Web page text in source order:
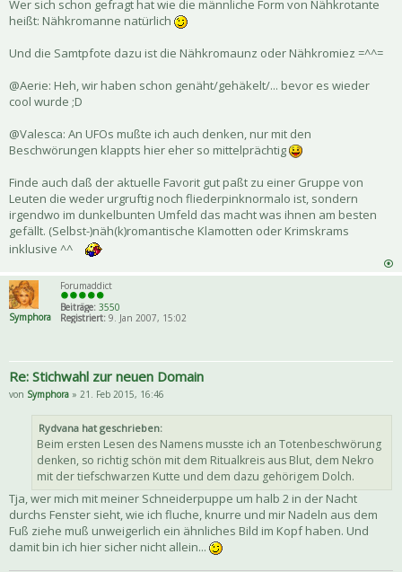
Wer sich schon gefragt hat wie die männliche Form von Nähkrotante
heißt: Nähkromanne natürlich
Und die Samtpfote dazu ist die Nähkromaunz oder Nähkromiez =^^=
@Aerie: Heh, wir haben schon genäht/gehäkelt/... bevor es wieder
cool wurde ;D
@Valesca: An UFOs mußte ich auch denken, nur mit den
Beschwörungen klappts hier eher so mittelprächtig
Finde auch daß der aktuelle Favorit gut paßt zu einer Gruppe von
Leuten die weder urgruftig noch fliederpinknormalo ist, sondern
irgendwo im dunkelbunten Umfeld das macht was ihnen am besten
gefällt. (Selbst-)näh(k)romantische Klamotten oder Krimskrams
inklusive ^^
Symphora
Forumaddict
Beiträge: 3550
Registriert: 9. Jan 2007, 15:02
Re: Stichwahl zur neuen Domain
von Symphora » 21. Feb 2015, 16:46
Rydvana hat geschrieben:
Beim ersten Lesen des Namens musste ich an Totenbeschwörung
denken, so richtig schön mit dem Ritualkreis aus Blut, dem Nekro
mit der tiefschwarzen Kutte und dem dazu gehörigem Dolch.
Tja, wer mich mit meiner Schneiderpuppe um halb 2 in der Nacht
durchs Fenster sieht, wie ich fluche, knurre und mir Nadeln aus dem
Fuß ziehe muß unweigerlich ein ähnliches Bild im Kopf haben. Und
damit bin ich hier sicher nicht allein...